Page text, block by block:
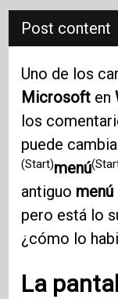
Post content
Uno de los
Microsoft en
los
puede
(Start)menú
antiguo
pero está lo
¿cómo lo
La